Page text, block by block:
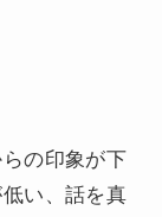
の印象が下
い、話を真